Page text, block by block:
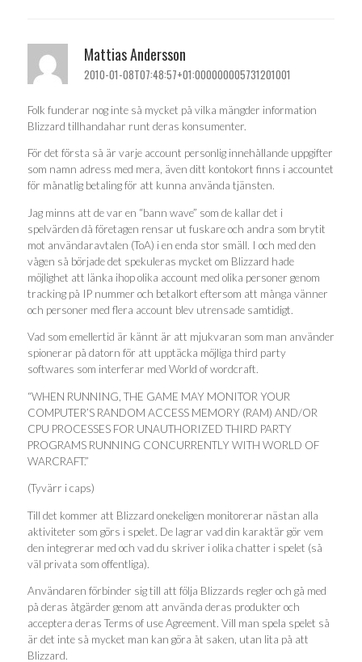
Mattias Andersson
2010-01-08T07:48:57+01:000000005731201001
Folk funderar nog inte så mycket på vilka mängder information
Blizzard tillhandahar runt deras konsumenter.
För det första så är varje account personlig innehållande uppgifter
som namn adress med mera, även ditt kontokort finns i accountet
för månatlig betaling för att kunna använda tjänsten.
Jag minns att de var en “bann wave” som de kallar det i
spelvärden då företagen rensar ut fuskare och andra som brytit
mot användaravtalen (ToA) i en enda stor smäll. I och med den
vågen så började det spekuleras mycket om Blizzard hade
möjlighet att länka ihop olika account med olika personer genom
tracking på IP nummer och betalkort eftersom att många vänner
och personer med flera account blev utrensade samtidigt.
Vad som emellertid är kännt är att mjukvaran som man använder
spionerar på datorn för att upptäcka möjliga third party
softwares som interferar med World of wordcraft.
“WHEN RUNNING, THE GAME MAY MONITOR YOUR
COMPUTER’S RANDOM ACCESS MEMORY (RAM) AND/OR
CPU PROCESSES FOR UNAUTHORIZED THIRD PARTY
PROGRAMS RUNNING CONCURRENTLY WITH WORLD OF
WARCRAFT.”
(Tyvärr i caps)
Till det kommer att Blizzard onekeligen monitorerar nästan alla
aktiviteter som görs i spelet. De lagrar vad din karaktär gör vem
den integrerar med och vad du skriver i olika chatter i spelet (så
väl privata som offentliga).
Användaren förbinder sig till att följa Blizzards regler och gå med
på deras åtgärder genom att använda deras produkter och
acceptera deras Terms of use Agreement. Vill man spela spelet så
är det inte så mycket man kan göra åt saken, utan lita på att
Blizzard.